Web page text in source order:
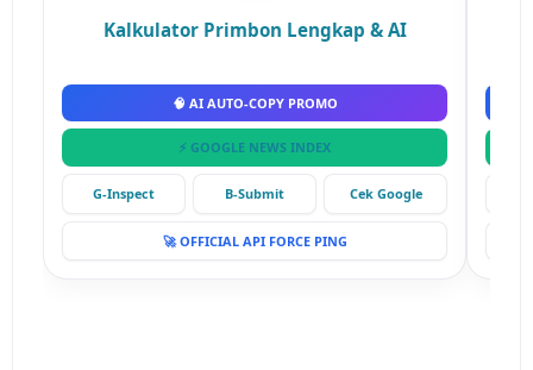
Kalkulator Primbon Lengkap & AI
🧠 AI AUTO-COPY PROMO
⚡ GOOGLE NEWS INDEX
G-Inspect B-Submit Cek Google
🚀 OFFICIAL API FORCE PING